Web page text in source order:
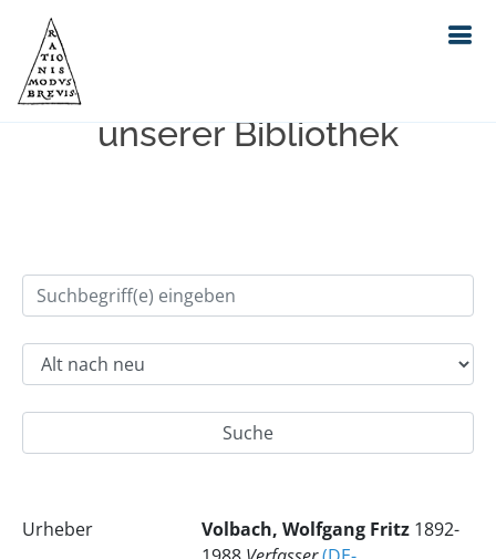
Einfache Suche im Bestand
unserer Bibliothek
Urheber Volbach, Wolfgang Fritz 1892-